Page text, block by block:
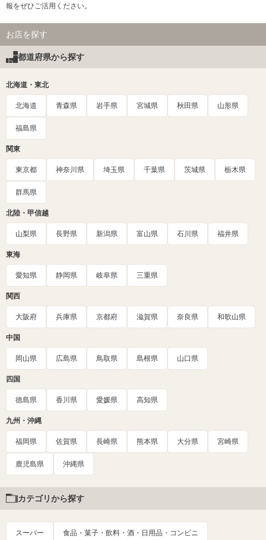
報をぜひご活用ください。
お店を探す
都道府県から探す
北海道・東北
北海道 青森県 岩手県 宮城県 秋田県 山形県
福島県
関東
東京都 神奈川県 埼玉県 千葉県 茨城県 栃木県
群馬県
北陸・甲信越
山梨県 長野県 新潟県 富山県 石川県 福井県
東海
愛知県 静岡県 岐阜県 三重県
関西
大阪府 兵庫県 京都府 滋賀県 奈良県 和歌山県
中国
岡山県 広島県 鳥取県 島根県 山口県
四国
徳島県 香川県 愛媛県 高知県
九州・沖縄
福岡県 佐賀県 長崎県 熊本県 大分県 宮崎県
鹿児島県 沖縄県
カテゴリから探す
スーパー 食品・菓子・飲料・酒・日用品・コンビニ